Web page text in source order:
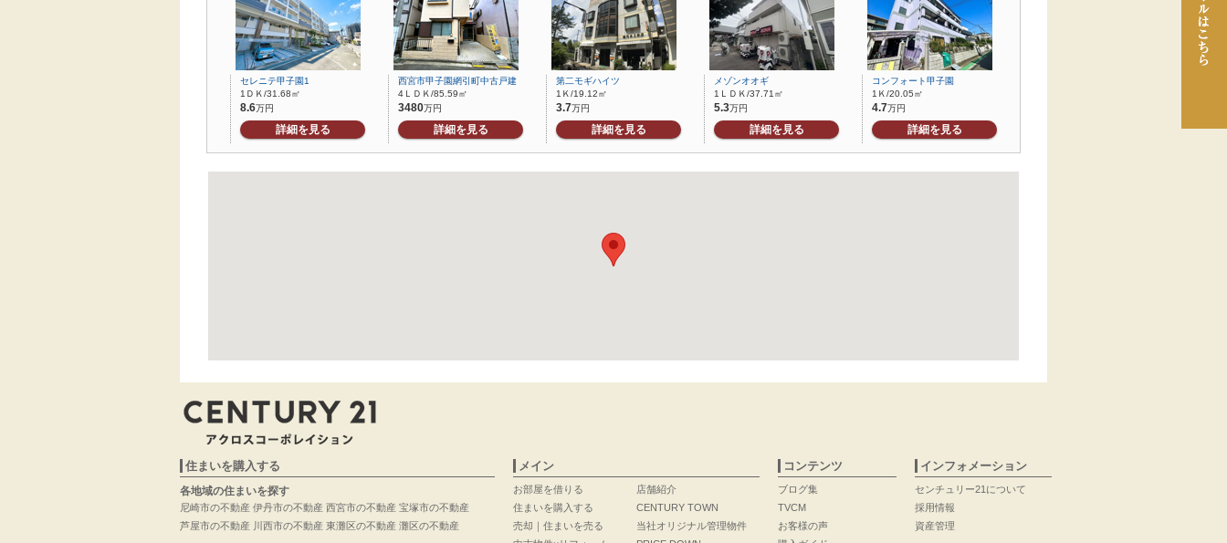
セレニテ甲子園1
1ＤＫ/31.68㎡
8.6万円
詳細を見る
西宮市甲子園網引町中古戸建
4ＬＤＫ/85.59㎡
3480万円
詳細を見る
第二モギハイツ
1Ｋ/19.12㎡
3.7万円
詳細を見る
メゾンオオギ
1ＬＤＫ/37.71㎡
5.3万円
詳細を見る
コンフォート甲子園
1Ｋ/20.05㎡
4.7万円
詳細を見る
住まいを購入する
各地域の住まいを探す
尼崎市の不動産
芦屋市の不動産
伊丹市の不動産
川西市の不動産
西宮市の不動産
東灘区の不動産
宝塚市の不動産
灘区の不動産
メイン
お部屋を借りる
住まいを購入する
売却｜住まいを売る
店舗紹介
CENTURY TOWN
当社オリジナル管理物件
コンテンツ
ブログ集
TVCM
お客様の声
インフォメーション
センチュリー21について
採用情報
資産管理